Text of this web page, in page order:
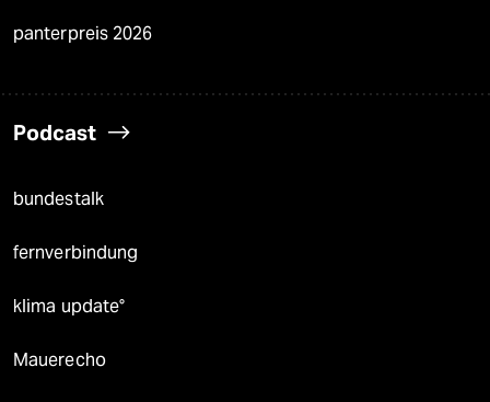
panterpreis 2026
Podcast
bundestalk
fernverbindung
klima update°
Mauerecho